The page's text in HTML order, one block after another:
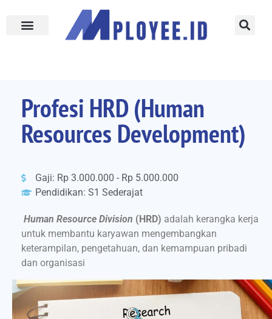
Profesi HRD (Human
Resources Development)
Gaji: Rp 3.000.000 - Rp 5.000.000
Pendidikan: S1 Sederajat
Human Resource Division (HRD) adalah kerangka kerja
untuk membantu karyawan mengembangkan
keterampilan, pengetahuan, dan kemampuan pribadi
dan organisasi